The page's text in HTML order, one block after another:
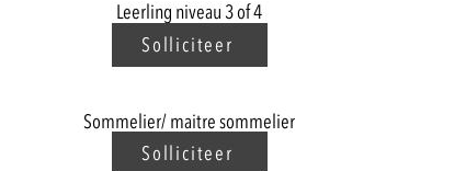
Leerling niveau 3 of 4
Sommelier/ maitre sommelier
Solliciteer
Solliciteer